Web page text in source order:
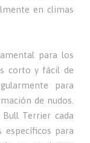
en climas
para los
corto y fácil de
para
de nudos.
Terrier cada
específicos para